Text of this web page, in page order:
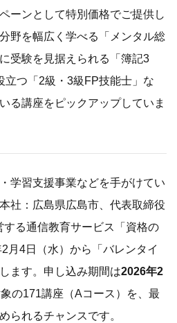
ーンとして特別価格でご提供し
野を幅広く学べる「メンタル総
受験を見据えられる「簿記3
立つ「2級・3級FP技能士」な
る講座をピックアップしていま
学習支援事業などを手がけてい
社：広島県広島市、代表取締役
る通信教育サービス「資格の
月4日（水）から「バレンタイ
ます。申し込み期間は2026年2
の171講座（Aコース）を、最
られるチャンスです。